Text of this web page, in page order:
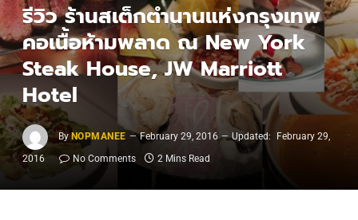
รีวิว ร้านสเต็กตำนานแห่งกรุงเทพ
คอเนื้อห้ามพลาด ณ New York
Steak House, JW Marriott
Hotel
By NOPMANEE February 29, 2016 Updated:
February 29,
2016
No Comments 2 Mins Read